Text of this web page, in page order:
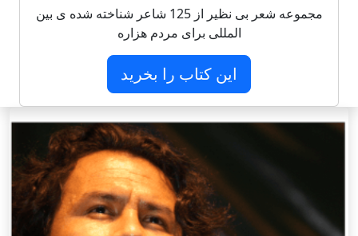
مجموعه شعر بی نظیر از 125 شاعر شناخته شده ی بین
المللی برای مردم هزاره
این کتاب را بخرید